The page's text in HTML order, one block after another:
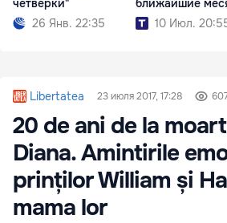
четверки"
26 Янв. 22:35
ближайшие
10 Июл.
Libertatea 23 июля 2017, 17:28
20 de ani de la
Diana. Amintirile
prinților William și
mama lor